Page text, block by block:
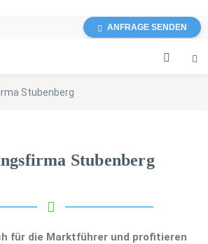
ANFRAGE SENDEN
Stubenberg
Stubenberg
für die Marktführer und profitieren